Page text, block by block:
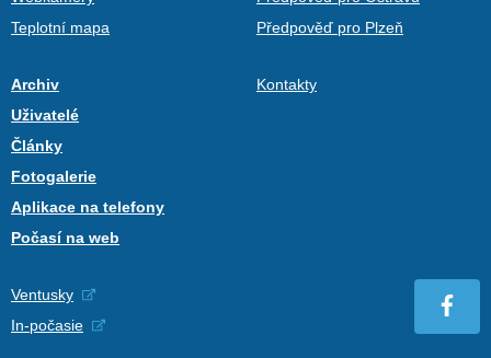
Teplotní mapa
Předpověď pro Plzeň
Archiv
Uživatelé
Články
Fotogalerie
Aplikace na telefony
Počasí na web
Kontakty
Ventusky
In-počasie